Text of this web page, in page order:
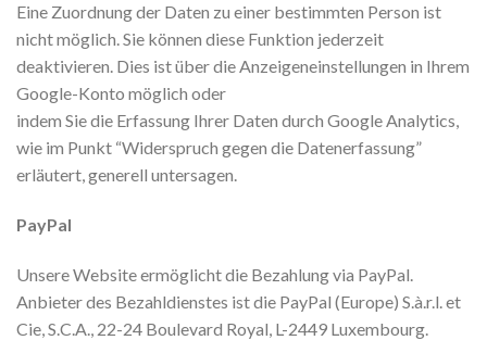
Eine Zuordnung der Daten zu einer bestimmten Person ist
nicht möglich. Sie können diese Funktion jederzeit
deaktivieren. Dies ist über die Anzeigeneinstellungen in Ihrem
Google-Konto möglich oder
indem Sie die Erfassung Ihrer Daten durch Google Analytics,
wie im Punkt “Widerspruch gegen die Datenerfassung”
erläutert, generell untersagen.
PayPal
Unsere Website ermöglicht die Bezahlung via PayPal.
Anbieter des Bezahldienstes ist die PayPal (Europe) S.à.r.l. et
Cie, S.C.A., 22-24 Boulevard Royal, L-2449 Luxembourg.